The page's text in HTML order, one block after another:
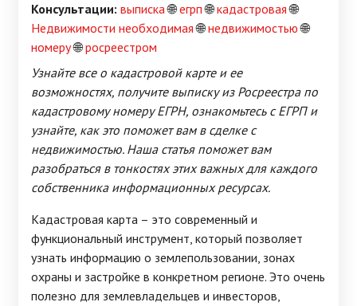
Консультации: выписка🌐егрп🌐кадастровая🌐
Недвижимости необходимая🌐недвижимостью🌐
номеру🌐росреестром
Узнайте все о кадастровой карте и ее
возможностях, получите выписку из Росреестра по
кадастровому номеру ЕГРН, ознакомьтесь с ЕГРП и
узнайте, как это поможет вам в сделке с
недвижимостью. Наша статья поможет вам
разобраться в тонкостях этих важных для каждого
собственника информационных ресурсах.
Кадастровая карта – это современный и
функциональный инструмент, который позволяет
узнать информацию о землепользовании, зонах
охраны и застройке в конкретном регионе. Это очень
полезно для землевладельцев и инвесторов,